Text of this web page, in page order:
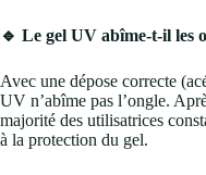
🔹 Le gel UV abîme-t-il les
Avec une dépose correcte
UV n’abîme pas l’ongle.
majorité des utilisatrices
à la protection du gel.